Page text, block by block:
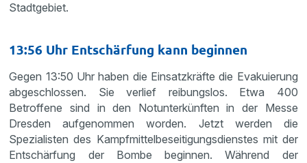
Stadtgebiet.
13:56 Uhr Entschärfung kann beginnen
Gegen 13:50 Uhr haben die Einsatzkräfte die Evakuierung
abgeschlossen. Sie verlief reibungslos. Etwa 400
Betroffene sind in den Notunterkünften in der Messe
Dresden aufgenommen worden. Jetzt werden die
Spezialisten des Kampfmittelbeseitigungsdienstes mit der
Entschärfung der Bombe beginnen. Während der